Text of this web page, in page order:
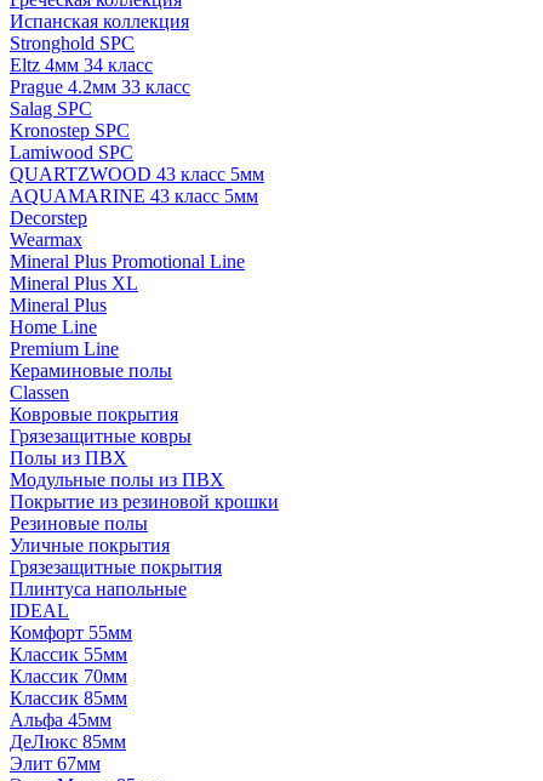
Испанская коллекция
Stronghold SPC
Eltz 4мм 34 класс
Prague 4.2мм 33 класс
Salag SPC
Kronostep SPC
Lamiwood SPC
QUARTZWOOD 43 класс 5мм
AQUAMARINE 43 класс 5мм
Decorstep
Wearmax
Mineral Plus Promotional Line
Mineral Plus XL
Mineral Plus
Home Line
Premium Line
Кераминовые полы
Classen
Ковровые покрытия
Грязезащитные ковры
Полы из ПВХ
Модульные полы из ПВХ
Покрытие из резиновой крошки
Резиновые полы
Уличные покрытия
Грязезащитные покрытия
Плинтуса напольные
IDEAL
Комфорт 55мм
Классик 55мм
Классик 70мм
Классик 85мм
Альфа 45мм
ДеЛюкс 85мм
Элит 67мм